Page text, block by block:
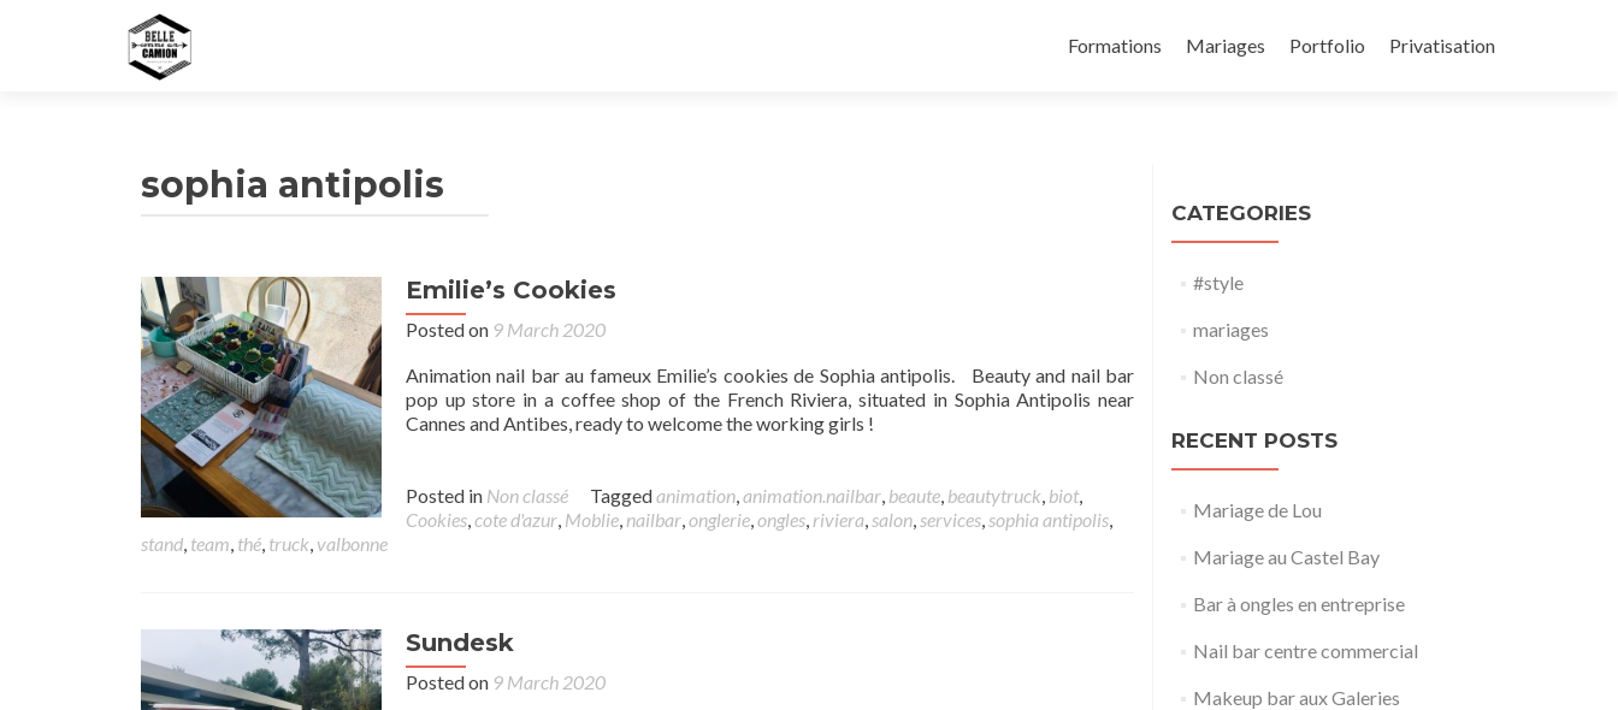
Formations Mariages Portfolio Privatisation
sophia antipolis
Emilie’s Cookies
Posted on 9 March 2020
Animation nail bar au fameux Emilie’s cookies de Sophia antipolis. Beauty and nail bar
pop up store in a coffee shop of the French Riviera, situated in Sophia Antipolis near
Cannes and Antibes, ready to welcome the working girls !
Posted in Non classé Taggedanimation,animation.nailbar, beaute, beautytruck, biot,
Cookies,cote d'azur, Moblie, nailbar,onglerie,ongles, riviera,salon,services,sophia antipolis,
stand, team, thé, truck, valbonne
Sundesk
Posted on 9 March 2020
CATEGORIES
#style
mariages
Non classé
RECENT POSTS
Mariage de Lou
Mariage au Castel Bay
Bar à ongles en entreprise
Nail bar centre commercial
Makeup bar aux Galeries